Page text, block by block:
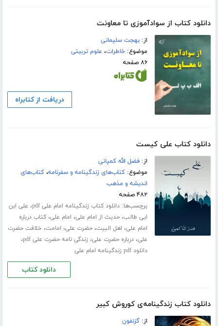
دانلود کتاب از سوادآموزی تا معاونت
از:بهجت سلیمانی
موضوع:خاطرات، علوم تربیتی
۸۶ صفحه
دریافت از کتابراه
دانلود کتاب علی کیست
از:فضل الله کمپانی
موضوع:کتاب‌های زندگینامه و سفرنامه،کتاب‌های
اندیشه و مذهب
۴۸۲ صفحه
برچسب‌ها:دانلود کتاب زندگینامه امام علی pdf ، علی ابن
ابی طالب،حدیث از امام علی، امام علی،کتاب درباره
امام علی، اهل البیت،حضرت علی، امامت، خلافت حضرت
علی،درباره حضرت علی، زندگی نامه حضرت علی pdf ،
دانلود pdf زندگینامه امام علی
دانلود کتاب
دانلود کتاب زندگینامه‌ی کوروش کبیر
از:گزنفون